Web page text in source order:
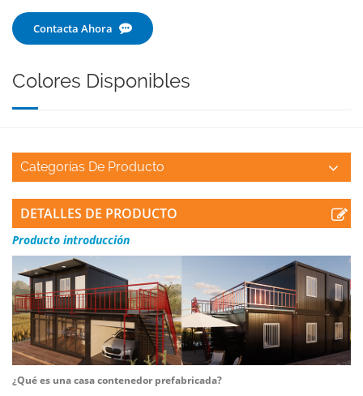
Contacta Ahora
Colores Disponibles
Categorías De Producto
DETALLES DE PRODUCTO
Producto introducción
¿Qué es una casa contenedor prefabricada?